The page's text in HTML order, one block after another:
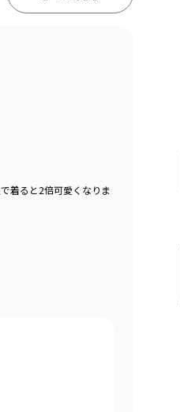
着ると2倍可愛くなりま